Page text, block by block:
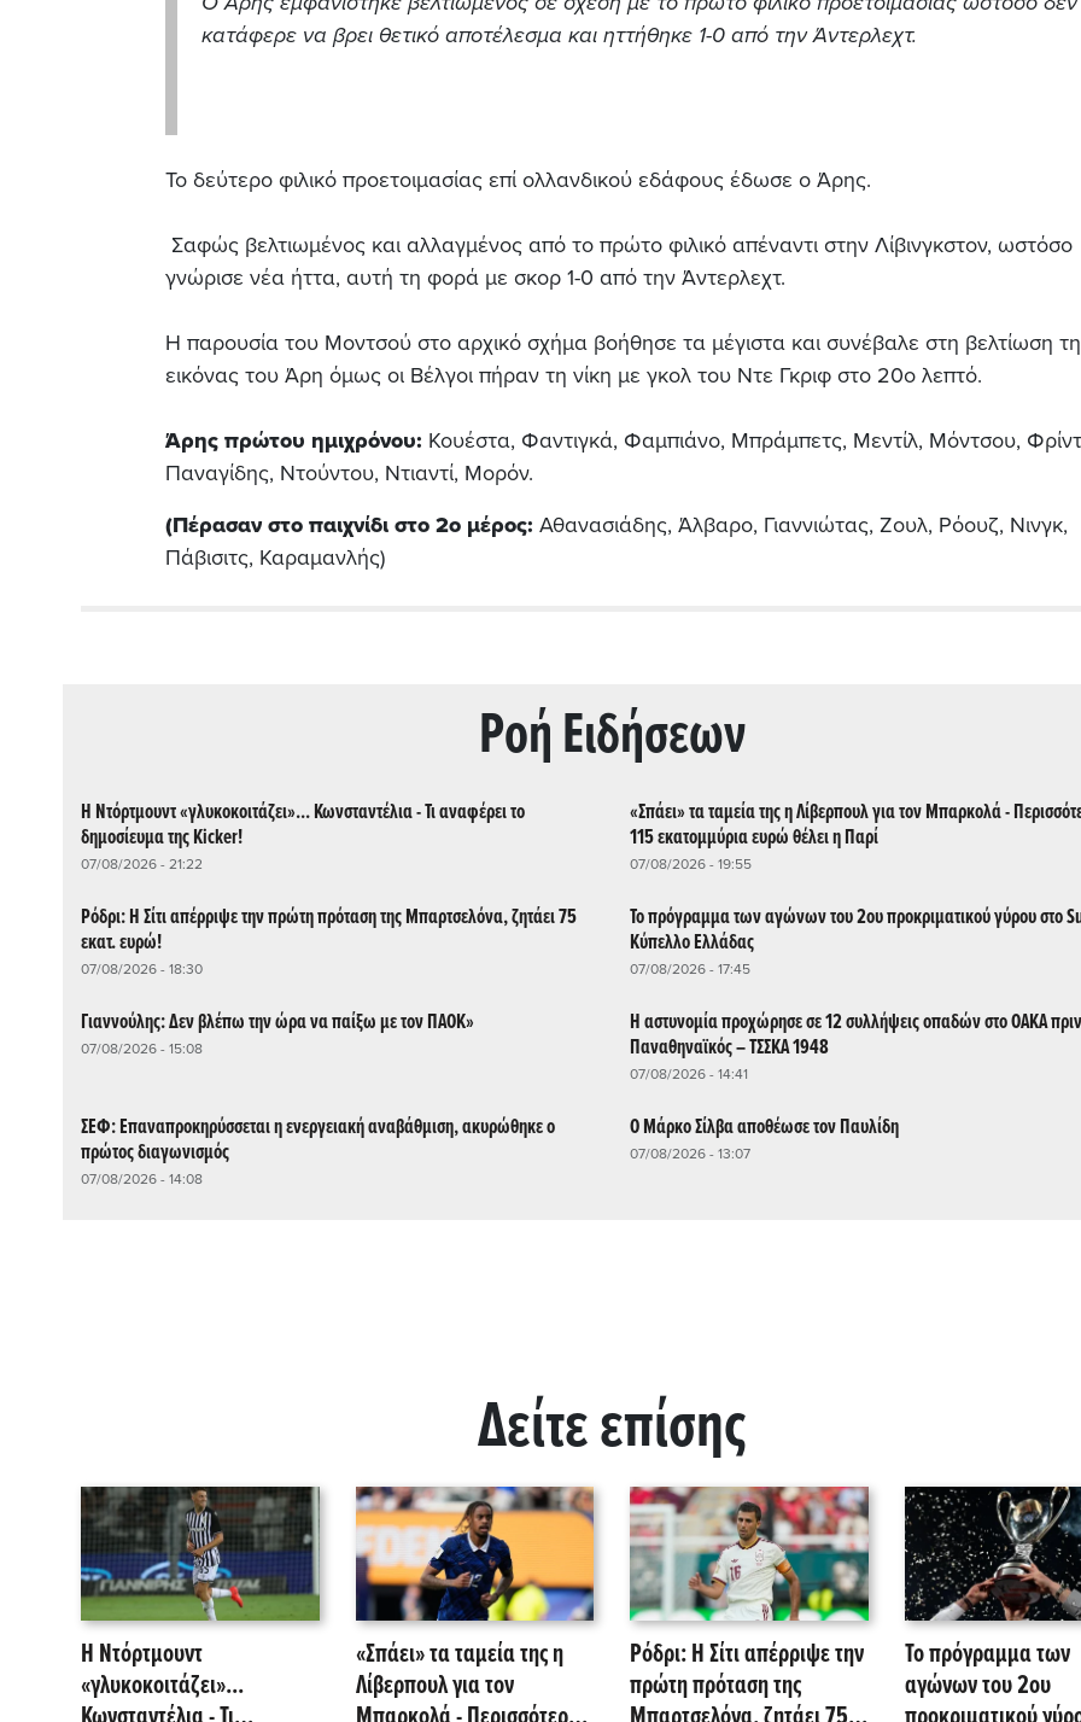
κατάφερε να βρει θετικό αποτέλεσμα και ηττήθηκε 1-0 από την Άντερλεχτ.
Το δεύτερο φιλικό προετοιμασίας επί ολλανδικού εδάφους έδωσε ο Άρης.
Σαφώς βελτιωμένος και αλλαγμένος από το πρώτο φιλικό απέναντι στην Λίβινγκστον, ωστόσο
γνώρισε νέα ήττα, αυτή τη φορά με σκορ 1-0 από την Άντερλεχτ.
Η παρουσία του Μοντσού στο αρχικό σχήμα βοήθησε τα μέγιστα και συνέβαλε στη βελτίωση
εικόνας του Άρη όμως οι Βέλγοι πήραν τη νίκη με γκολ του Ντε Γκριφ στο 20ο λεπτό.
Άρης πρώτου ημιχρόνου: Κουέστα, Φαντιγκά, Φαμπιάνο, Μπράμπετς, Μεντίλ, Μόντσου,
Παναγίδης, Ντούντου, Ντιαντί, Μορόν.
(Πέρασαν στο παιχνίδι στο 2ο μέρος: Αθανασιάδης, Άλβαρο, Γιαννιώτας, Ζουλ, Ρόουζ, Νινγκ,
Πάβισιτς, Καραμανλής)
Ρoή Ειδήσεων
Η Ντόρτμουντ «γλυκοκοιτάζει»... Κωνσταντέλια - Τι αναφέρει το
δημοσίευμα της Kicker!
07/08/2026 - 21:22
«Σπάει» τα ταμεία της η Λίβερπουλ για τον Μπαρκολά -
115 εκατομμύρια ευρώ θέλει η Παρί
07/08/2026 - 19:55
Ρόδρι: Η Σίτι απέρριψε την πρώτη πρόταση της Μπαρτσελόνα, ζητάει 75
εκατ. ευρώ!
07/08/2026 - 18:30
Το πρόγραμμα των αγώνων του 2ου προκριματικού γύρου στο
Κύπελλο Ελλάδας
07/08/2026 - 17:45
Γιαννούλης: Δεν βλέπω την ώρα να παίξω με τον ΠΑΟΚ»
07/08/2026 - 15:08
Η αστυνομία προχώρησε σε 12 συλλήψεις οπαδών στο ΟΑΚΑ
Παναθηναϊκός – ΤΣΣΚΑ 1948
07/08/2026 - 14:41
ΣΕΦ: Επαναπροκηρύσσεται η ενεργειακή αναβάθμιση, ακυρώθηκε ο
πρώτος διαγωνισμός
07/08/2026 - 14:08
Ο Μάρκο Σίλβα αποθέωσε τον Παυλίδη
07/08/2026 - 13:07
Δείτε επίσης
Η Ντόρτμουντ
«γλυκοκοιτάζει»...
«Σπάει» τα ταμεία της η
Λίβερπουλ για τον
Ρόδρι: Η Σίτι απέρριψε την
πρώτη πρόταση της
Το πρόγραμμα των
αγώνων του 2ου